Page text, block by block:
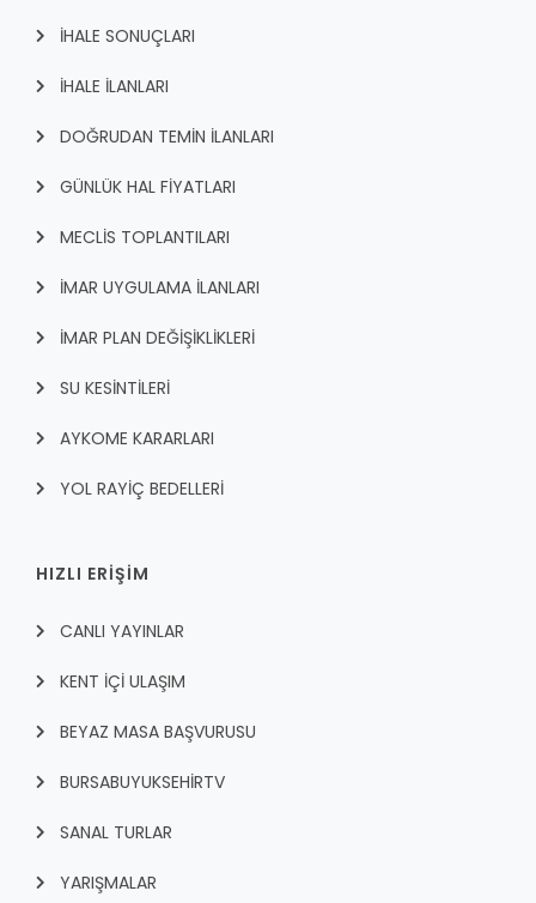
İHALE SONUÇLARI
İHALE İLANLARI
DOĞRUDAN TEMİN İLANLARI
GÜNLÜK HAL FİYATLARI
MECLİS TOPLANTILARI
İMAR UYGULAMA İLANLARI
İMAR PLAN DEĞİŞİKLİKLERİ
SU KESİNTİLERİ
AYKOME KARARLARI
YOL RAYİÇ BEDELLERİ
HIZLI ERİŞİM
CANLI YAYINLAR
KENT İÇI ULAŞIM
BEYAZ MASA BAŞVURUSU
BURSABUYUKSEHIRTV
SANAL TURLAR
YARIŞMALAR